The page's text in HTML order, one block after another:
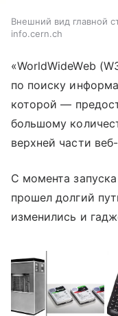
Внешний вид главной
info.cern.ch
«WorldWideWeb
по поиску
которой—
большому
верхней части
С момента
прошел долгий
изменились и